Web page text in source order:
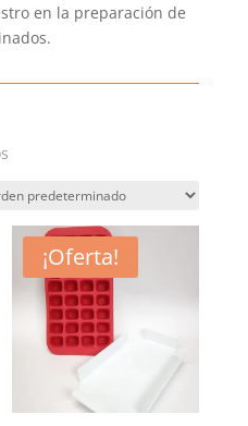
en la preparación de
¡Oferta!